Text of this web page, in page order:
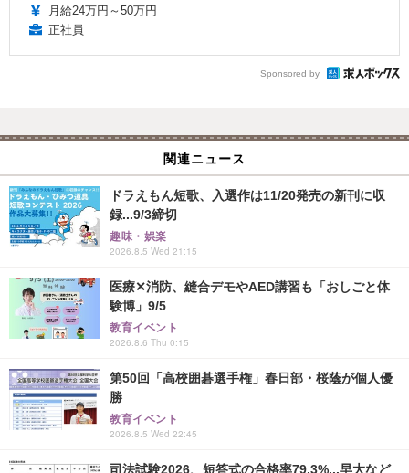
月給24万円～50万円
正社員
Sponsored by
関連ニュース
ドラえもん短歌、入選作は11/20発売の新刊に収
録...9/3締切
趣味・娯楽
2026.8.5 Wed 21:15
医療✕消防、縫合デモやAED講習も「おしごと体
験博」9/5
教育イベント
2026.8.6 Thu 0:15
第50回「高校囲碁選手権」春日部・桜蔭が個人優
勝
教育イベント
2026.8.5 Wed 22:45
司法試験2026、短答式の合格率79.3%...早大など